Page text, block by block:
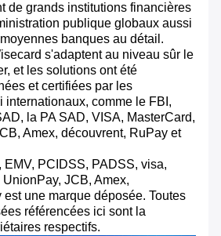
de grands institutions financières
publique globaux aussi
banques au détail.
s'adaptent au niveau sûr le
et les solutions ont été
et certifiées par les
internationaux, comme le FBI,
la PA SAD, VISA, MasterCard,
Amex, découvrent, RuPay et
EMV, PCIDSS, PADSS, visa,
JCB, Amex,
une marque déposée. Toutes
référencées ici sont la
respectifs.